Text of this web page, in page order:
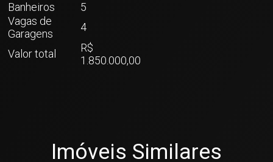
Banheiros
5
Vagas de
Garagens
4
Valor total
R$
1.850.000,00
Imóveis Similares